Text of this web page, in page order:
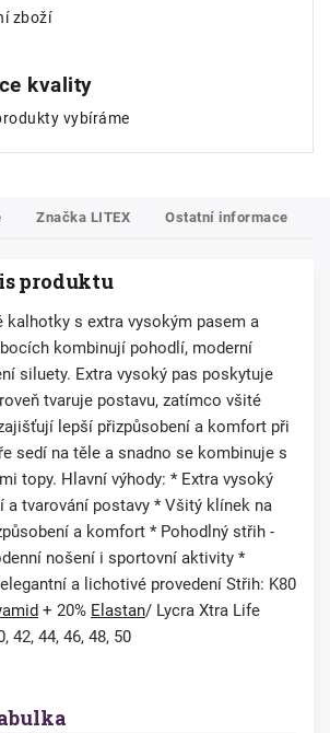
zboží
kvality
vybíráme
Značka LITEX Ostatní informace
produktu
kalhotky s extra vysokým pasem a
kombinují pohodlí, moderní
siluety. Extra vysoký pas poskytuje
tvaruje postavu, zatímco všité
lepší přizpůsobení a komfort při
sedí na těle a snadno se kombinuje s
topy. Hlavní výhody: * Extra vysoký
a tvarování postavy * Všitý klínek na
a komfort * Pohodlný střih -
nošení i sportovní aktivity *
a lichotivé provedení Střih: K80
+ 20% Elastan/ Lycra Xtra Life
42, 44, 46, 48, 50